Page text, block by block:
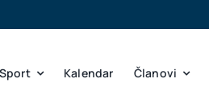
Sport Kalendar Članovi